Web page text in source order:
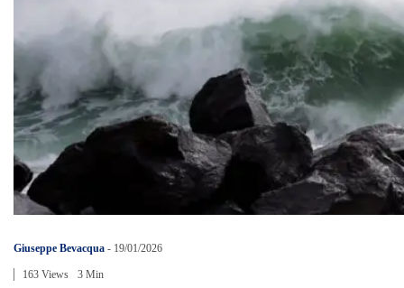
Giuseppe Bevacqua - 19/01/2026
163 Views 3 Min